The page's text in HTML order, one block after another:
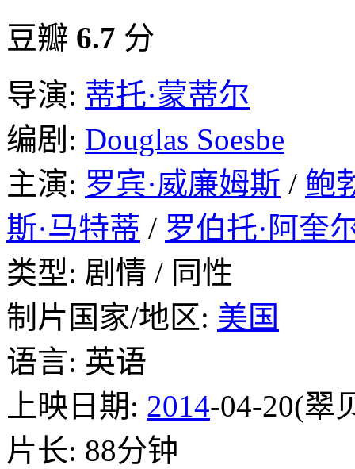
豆瓣 6.7 分
导演: 蒂托·蒙蒂尔
编剧: Douglas Soesbe
主演: 罗宾·威廉姆斯 / 鲍
斯·马特蒂 / 罗伯托·阿奎
类型: 剧情 / 同性
制片国家/地区: 美国
语言: 英语
上映日期: 2014-04-20(翠
片长: 88分钟